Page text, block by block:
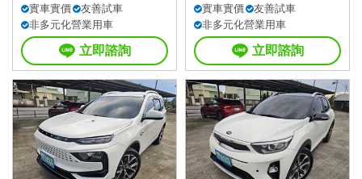
實車實價
友善試車
非多元化營業用車
立即諮詢
實車實價
友善試車
非多元化營業用車
立即諮詢